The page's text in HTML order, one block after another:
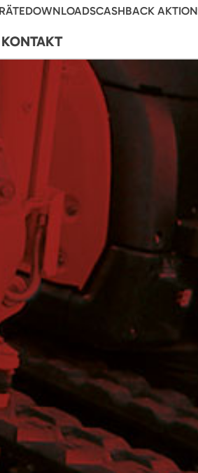
DOWNLOADSCASHBACK AKTION
KONTAKT